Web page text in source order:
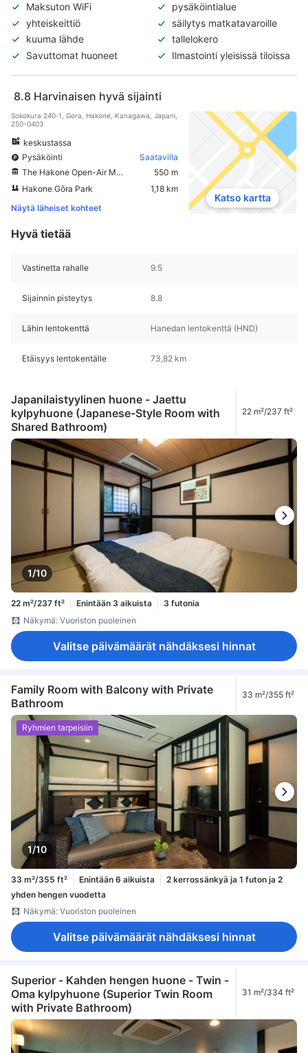
Maksuton WiFi
pysäköintialue
yhteiskeittiö
säilytys matkatavaroille
kuuma lähde
tallelokero
Savuttomat huoneet
Ilmastointi yleisissä tiloissa
8.8 Harvinaisen hyvä sijainti
Sokokura 240‐1, Gora, Hakone, Kanagawa, Japani,
250-0403
keskustassa
Pysäköinti
Saatavilla
The Hakone Open-Air Museum
550 m
Hakone Gōra Park
1,18 km
Näytä läheiset kohteet
Katso kartta
Hyvä tietää
Vastinetta rahalle 9.5
Sijainnin pisteytys 8.8
Lähin lentokenttä Hanedan lentokenttä (HND)
Etäisyys lentokentälle 73,82 km
Japanilaistyylinen huone - Jaettu
kylpyhuone (Japanese-Style Room with
Shared Bathroom)
22 m²/237 ft²
1/10
22 m²/237 ft² Enintään 3 aikuista
3 futonia
Näkymä: Vuoriston puoleinen
Valitse päivämäärät nähdäksesi hinnat
Family Room with Balcony with Private
Bathroom
33 m²/355 ft²
1/10
Ryhmien tarpeisiin
33 m²/355 ft² Enintään 6 aikuista
2 kerrossänkyä ja 1 futon ja 2
yhden hengen vuodetta
Näkymä: Vuoriston puoleinen
Valitse päivämäärät nähdäksesi hinnat
Superior - Kahden hengen huone - Twin -
Oma kylpyhuone (Superior Twin Room
with Private Bathroom)
31 m²/334 ft²